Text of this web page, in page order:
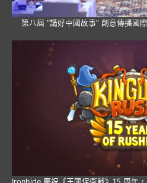
第八屆 “講好中國故事” 創意傳播國